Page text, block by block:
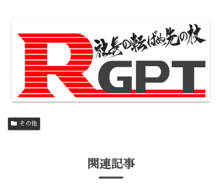
その他
関連記事